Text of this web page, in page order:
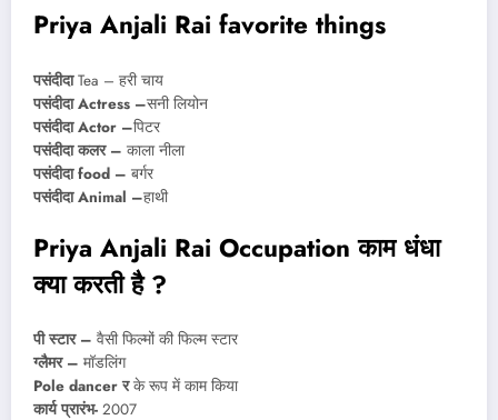
Priya Anjali Rai favorite things
पसंदीदाTea – हरी चाय
पसंदीदा Actress –सनी लियोन
पसंदीदा Actor –पिटर
पसंदीदा कलर – काला नीला
पसंदीदा food – बर्गर
पसंदीदा Animal –हाथी
Priya Anjali Rai Occupation काम धंधा
क्या करती है ?
पी स्टार – वैसी फिल्मों की फिल्म स्टार
ग्लैमर – मॉडलिंग
Pole dancer रके रूप में काम किया
कार्य प्रारंभ- 2007